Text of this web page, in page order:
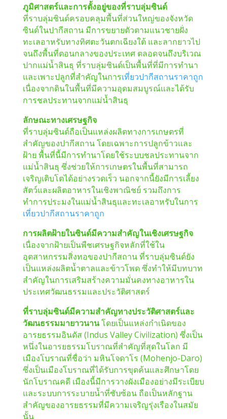
ภูมิศาสตร์และการตั้งอยู่ของที่ราบลุ่มซินด์
ที่ราบลุ่มซินด์ครอบคลุมพื้นที่ส่วนใหญ่ของจังหวัด
ซินด์ในปากีสถาน มีการขยายตัวตามแนวชายฝั่ง
ทะเลอาหรับทางทิศตะวันตกเฉียงใต้ และลากยาวไป
จนถึงพื้นที่ตอนกลางของประเทศ ตลอดจนถึงบริเวณ
ปากแม่น้ำสินธุ ที่ราบลุ่มซินด์เป็นพื้นที่ที่มีการทำนา
และเพาะปลูกที่สำคัญในการเที่ยวปากีสถานราคาถูก
เนื่องจากดินในพื้นที่มีความอุดมสมบูรณ์และได้รับ
การชลประทานจากแม่น้ำสินธุ
ลักษณะทางเศรษฐกิจ
ที่ราบลุ่มซินด์ถือเป็นแหล่งผลิตทางการเกษตรที่
สำคัญของปากีสถาน โดยเฉพาะการปลูกข้าวและ
ฝ้าย พื้นที่นี้มีการทำนาโดยใช้ระบบชลประทานจาก
แม่น้ำสินธุ ซึ่งช่วยให้การเกษตรในพื้นที่สามารถ
เจริญเติบโตได้อย่างรวดเร็ว นอกจากนี้ยังมีการเลี้ยง
สัตว์และผลิตอาหารในเชิงพาณิชย์ รวมถึงการ
ทำการประมงในแม่น้ำสินธุและทะเลอาหรับในการ
เที่ยวปากีสถานราคาถูก
การผลิตฝ้ายในซินด์มีความสำคัญในเชิงเศรษฐกิจ
เนื่องจากฝ้ายเป็นพืชเศรษฐกิจหลักที่ใช้ใน
อุตสาหกรรมสิ่งทอของปากีสถาน ที่ราบลุ่มซินด์ยัง
เป็นแหล่งผลิตน้ำตาลและข้าวโพด ซึ่งทำให้มีบทบาท
สำคัญในการเสริมสร้างความมั่นคงทางอาหารใน
ประเทศวัฒนธรรมและประวัติศาสตร์
ที่ราบลุ่มซินด์มีความสำคัญทางประวัติศาสตร์และ
วัฒนธรรมมายาวนานโดยเป็นแหล่งกำเนิดของ
อารยธรรมอินดัส (Indus Valley Civilization) ซึ่งเป็น
หนึ่งในอารยธรรมโบราณที่สำคัญที่สุดในโลก มี
เมืองโบราณที่ชื่อว่า มหินโจดาโร (Mohenjo-Daro)
ซึ่งเป็นเมืองโบราณที่ได้รับการขุดค้นและศึกษาโดย
นักโบราณคดี เมืองนี้มีการวางผังเมืองอย่างมีระเบียบ
และระบบการระบายน้ำที่ซับซ้อน ถือเป็นหลักฐาน
สำคัญของอารยธรรมที่มีความเจริญรุ่งเรืองในสมัย
นั้น